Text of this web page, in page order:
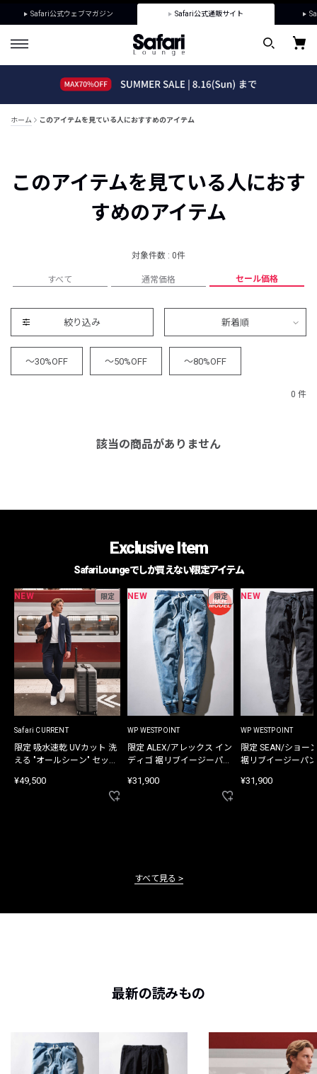
Safari公式ウェブマガジン Safari公式通販サイト
ホーム このアイテムを見ている人におすすめのアイテム
このアイテムを見ている人におす
すめのアイテム
対象件数 : 0件
すべて 通常価格 セール価格
絞り込み 新着順
～30%OFF ～50%OFF ～80%OFF
0 件
該当の商品がありません
Exclusive Item
Safari Loungeでしか買えない限定アイテム
NEW 限定
Safari CURRENT
限定 吸水速乾 UVカット 洗
える "オールシーン" セット
¥49,500
NEW 限定
WP WESTPOINT
限定 ALEX/アレックス イン
ディゴ 裾リブイージーパン
¥31,900
NEW
WP WESTPOINT
限定 SEAN/ショー
裾リブイージーパ
¥31,900
すべて見る
最新の読みもの